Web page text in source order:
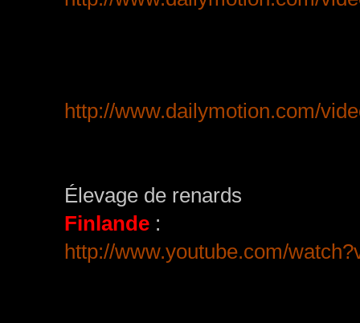
http://www.dailymotion.com/
Élevage de renards
Finlande :
http://www.youtube.com/